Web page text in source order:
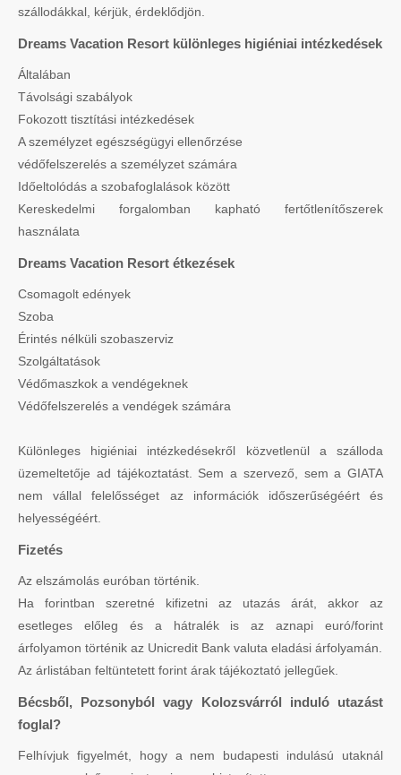
szállodákkal, kérjük, érdeklődjön.
Dreams Vacation Resort különleges higiéniai intézkedések
Általában
Távolsági szabályok
Fokozott tisztítási intézkedések
A személyzet egészségügyi ellenőrzése
védőfelszerelés a személyzet számára
Időeltolódás a szobafoglalások között
Kereskedelmi forgalomban kapható fertőtlenítőszerek
használata
Dreams Vacation Resort étkezések
Csomagolt edények
Szoba
Érintés nélküli szobaszerviz
Szolgáltatások
Védőmaszkok a vendégeknek
Védőfelszerelés a vendégek számára
Különleges higiéniai intézkedésekről közvetlenül a szálloda
üzemeltetője ad tájékoztatást. Sem a szervező, sem a GIATA
nem vállal felelősséget az információk időszerűségéért és
helyességéért.
Fizetés
Az elszámolás euróban történik.
Ha forintban szeretné kifizetni az utazás árát, akkor az
esetleges előleg és a hátralék is az aznapi euró/forint
árfolyamon történik az Unicredit Bank valuta eladási árfolyamán.
Az árlistában feltüntetett forint árak tájékoztató jellegűek.
Bécsből, Pozsonyból vagy Kolozsvárról induló utazást
foglal?
Felhívjuk figyelmét, hogy a nem budapesti indulású utaknál